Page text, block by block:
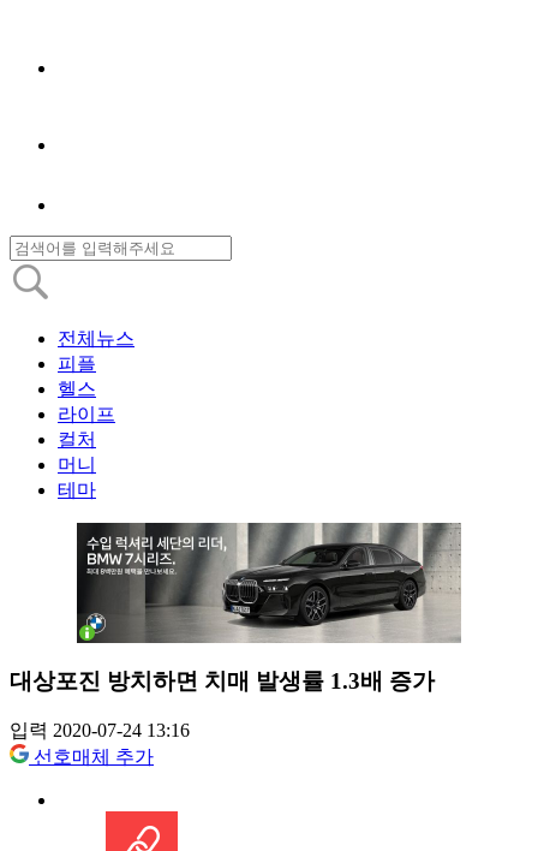
전체뉴스
피플
헬스
라이프
컬처
머니
테마
대상포진 방치하면 치매 발생률 1.3배 증가
입력 2020-07-24 13:16
선호매체 추가